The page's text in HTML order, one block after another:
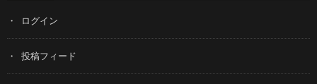
ログイン
投稿フィード